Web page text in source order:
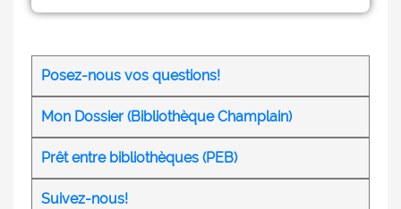
Posez-nous vos questions!
Mon Dossier (Bibliothèque Champlain)
Prêt entre bibliothèques (PEB)
Suivez-nous!